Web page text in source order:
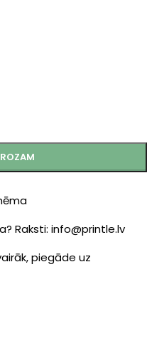
Raksti: info@printle.lv
piegāde uz